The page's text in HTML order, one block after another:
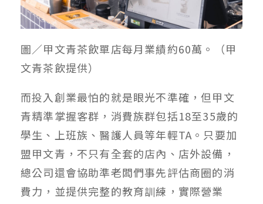
圖／甲文青茶飲單店每月業績約60萬。（甲
文青茶飲提供）
而投入創業最怕的就是眼光不準確，但甲文
青精準掌握客群，消費族群包括18至35歲的
學生、上班族、醫護人員等年輕TA。只要加
盟甲文青，不只有全套的店內、店外設備，
總公司還會協助準老闆們事先評估商圈的消
費力，並提供完整的教育訓練，實際營業